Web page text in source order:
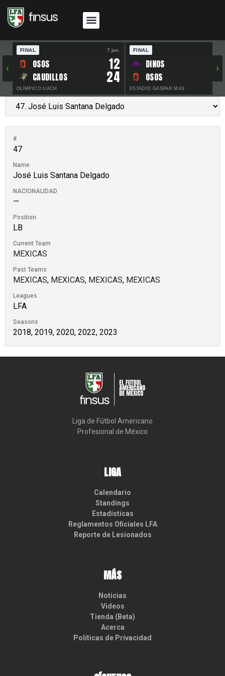
‹
FINAL 7 jun.
OSOS 12
CAUDILLOS 24
OLÍMPICO UACH
FINAL
DINOS
OSOS
ESTADIO GASPAR MAS
›
#
47
Name
José Luis Santana Delgado
NACIONALIDAD
—
Position
LB
Current Team
MEXICAS
Past Teams
MEXICAS, MEXICAS, MEXICAS, MEXICAS
Leagues
LFA
Seasons
2018, 2019, 2020, 2022, 2023
Liga de Fútbol Americano
Profesional de México
LIGA
Calendario
Standings
Estadísticas
Reglamentos Oficiales LFA
Reporte de Lesionados
MÁS
Noticias
Videos
Tienda (Beta)
Acerca
Políticas de Privacidad